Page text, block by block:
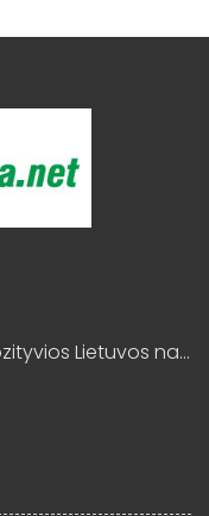
Pozityvios Lietuvos naujienos